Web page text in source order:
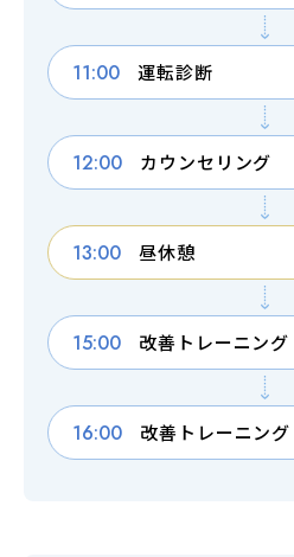
オンライン入校
受付
各種割引
11:00 運転診断
12:00 カウンセリング
13:00 昼休憩
15:00 改善トレーニング
16:00 改善トレーニング